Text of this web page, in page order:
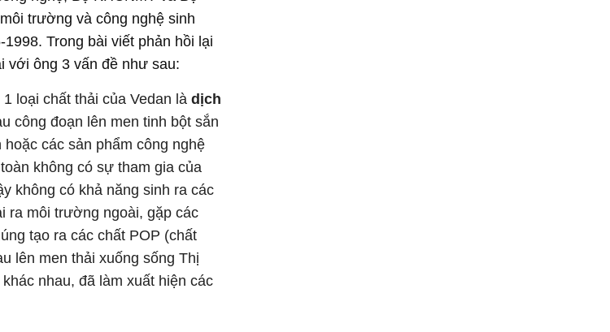
trường và công nghệ sinh
Trong bài viết phản hồi lại
với ông 3 vấn đề như sau:
loại chất thải của Vedan là dịch
công đoạn lên men tinh bột sắn
các sản phẩm công nghệ
không có sự tham gia của
không có khả năng sinh ra các
ra môi trường ngoài, gặp các
tạo ra các chất POP (chất
lên men thải xuống sống Thị
nhau, đã làm xuất hiện các